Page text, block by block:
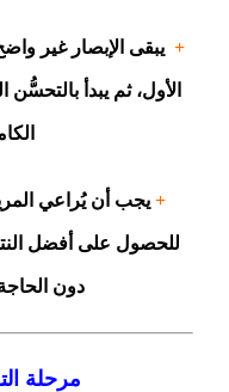
+ يبقى الإبصار غير
الأول، ثم يبدأ
+ يجب أن يُراعي
للحصول على أفضل
دون
مرحلة